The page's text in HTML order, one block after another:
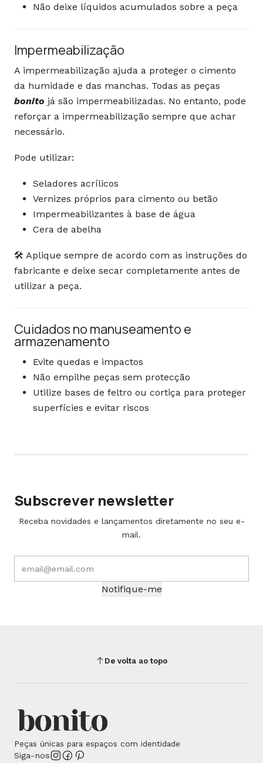
Não deixe líquidos acumulados sobre a peça
Impermeabilização
A impermeabilização ajuda a proteger o cimento
da humidade e das manchas. Todas as peças
bonito já são impermeabilizadas. No entanto, pode
reforçar a impermeabilização sempre que achar
necessário.
Pode utilizar:
Seladores acrílicos
Vernizes próprios para cimento ou betão
Impermeabilizantes à base de água
Cera de abelha
🛠️ Aplique sempre de acordo com as instruções do
fabricante e deixe secar completamente antes de
utilizar a peça.
Cuidados no manuseamento e
armazenamento
Evite quedas e impactos
Não empilhe peças sem protecção
Utilize bases de feltro ou cortiça para proteger
superfícies e evitar riscos
Subscrever newsletter
Receba novidades e lançamentos diretamente no seu e-
mail.
Notifique-me
De volta ao topo
Peças únicas para espaços com identidade
Siga-nos